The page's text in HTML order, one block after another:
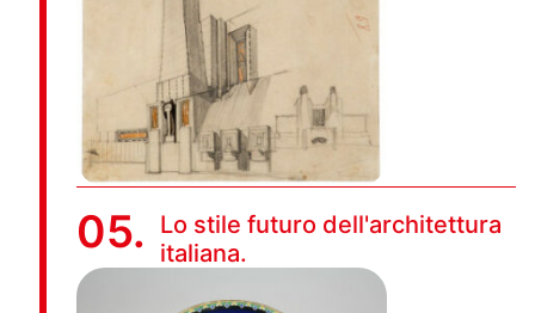
05.
Lo stile futuro dell'architettura
italiana.